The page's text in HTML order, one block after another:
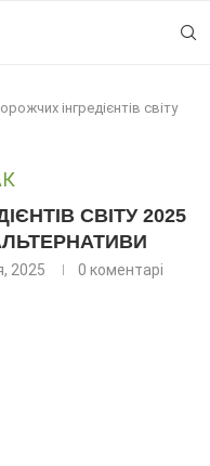
інгредієнтів світу
СВІТУ 2025
2025 0 коментарі